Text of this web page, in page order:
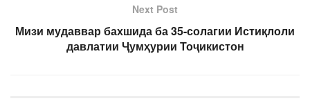
Next Post
Мизи мудаввар бахшида ба 35-солагии Истиқлоли
давлатии Ҷумҳурии Тоҷикистон